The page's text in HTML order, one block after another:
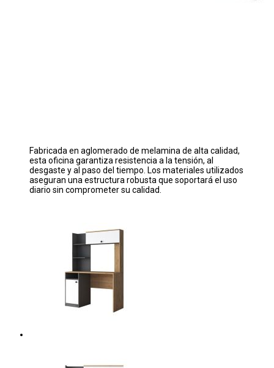
Fabricada en aglomerado de melamina de alta calidad,
esta oficina garantiza resistencia a la tensión, al
desgaste y al paso del tiempo. Los materiales utilizados
aseguran una estructura robusta que soportará el uso
diario sin comprometer su calidad.